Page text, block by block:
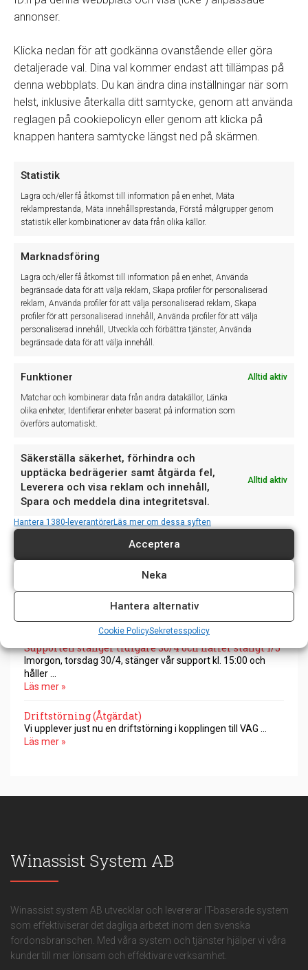
annonser.
Klicka nedan för att godkänna ovanstående eller göra
detaljerade val. Dina val kommer endast att tillämpas på
denna webbplats. Du kan ändra dina inställningar när som
helst, inklusive återkalla ditt samtycke, genom att använda
reglagen på cookiepolicyn eller genom att klicka på
knappen hantera samtycke längst ned på skärmen.
Statistik
Lagra och/eller få åtkomst till information på en enhet, Mäta
reklamprestanda, Mäta innehållsprestanda, Förstå målgrupper genom
statistik eller kombinationer av data från olika källor.
Marknadsföring
Lagra och/eller få åtkomst till information på en enhet, Använda
begränsade data för att välja reklam, Skapa profiler för personaliserad
reklam, Använda profiler för att välja personaliserad reklam, Skapa
profiler för att personaliserad innehåll, Använda profiler för att välja
personaliserad innehåll, Utveckla och förbättra tjänster, Använda
begränsade data för att välja innehåll.
Funktioner Alltid aktiv
Matchar och kombinerar data från andra datakällor, Länka
olika enheter, Identifierar enheter baserat på information som
överförs automatiskt.
Säkerställa säkerhet, förhindra och
upptäcka bedrägerier samt åtgärda fel,
Leverera och visa reklam och innehåll,
Spara och meddela dina integritetsval.
Alltid aktiv
Hantera 1380-leverantörerLäs mer om dessa syften
Acceptera
Neka
Hantera alternativ
Cookie PolicySekretesspolicy
Senaste artiklar
Driftstörning – Teknikerappen
Vi upplever just nu ett driftfel som påverkar teknikerappen,
Läs mer »
Avvikande öppettider under midsommar
Torsdag …
Läs mer »
Först i Sverige med ASA-koppling för Mitsubishi. "För oss är
Läs mer »
Supporten stänger tidigare 5/6
Imorgon, fredag 5/6, stänger vår support kl. 15:00.Vi är
tillbaka …
Läs mer »
Version 12.1.134.0
senaste versionen. Verkstad​​​ Mitsubishi …
Läs mer »
Torsdag den 28 maj och fredag den 29 maj är …
Läs mer »
Supporten stänger tidigare 13/5 och håller stängt
14/5
Imorgon, onsdag 13/5, stänger vår support kl. 15:00 och
Kontakta oss på support@winassist.se för att få den
senaste versionen. Verkstad​​​ Lägg …
Supporten stänger tidigare 30/4 och håller stängt 1/5
Imorgon, torsdag 30/4, stänger vår support kl. 15:00 och
håller …
Läs mer »
Driftstörning (Åtgärdat)
Vi upplever just nu en driftstörning i kopplingen till VAG …
Läs mer »
Winassist System AB
Winassist system AB utvecklar och levererar IT-baserade system
som effektiviserar det dagliga arbetet inom den svenska
fordonsbranschen. Med våra system och tjänster hjälper vi våra
kunder till mer lönsam och effektivare verksamhet.